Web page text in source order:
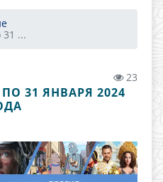
...
23
31 ЯНВАРЯ 2024